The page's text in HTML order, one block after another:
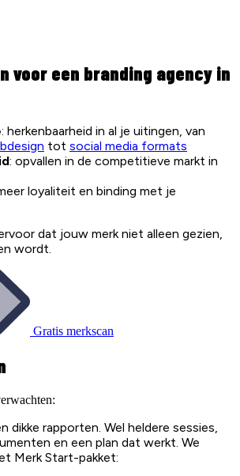
voor een branding agency in
: herkenbaarheid in al je uitingen, van
tot social media formats
: opvallen in de competitieve markt in
loyaliteit en binding met je
dat jouw merk niet alleen gezien,
wordt.
Gratis merkscan
dikke rapporten. Wel heldere sessies,
en een plan dat werkt. We
Merk Start-pakket: